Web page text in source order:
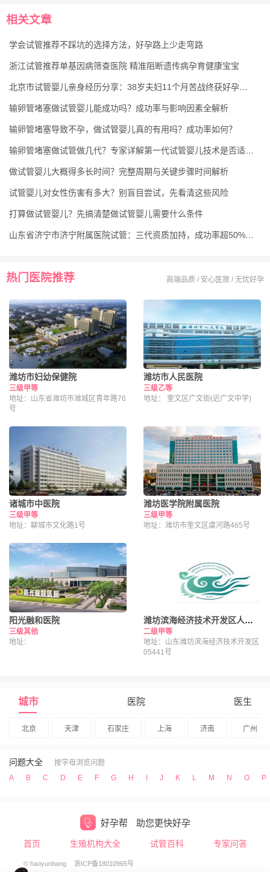
相关文章
学会试管推荐不踩坑的选择方法，好孕路上少走弯路
浙江试管推荐单基因病筛查医院 精准阻断遗传病孕育健康宝宝
输卵管堵塞做试管婴儿能成功吗？成功率与影响因素全解析
输卵管堵塞导致不孕，做试管婴儿真的有用吗？成功率如何？
做试管婴儿大概得多长时间？完整周期与关键步骤时间解析
试管婴儿对女性伤害有多大？别盲目尝试，先看清这些风险
打算做试管婴儿？先搞清楚做试管婴儿需要什么条件
热门医院推荐 高端品质 / 安心医旅 / 无忧好孕
潍坊市妇幼保健院
三级甲等
地址：山东省潍坊市潍城区青年路76
号
潍坊市人民医院
三级乙等
地址： 奎文区广文街(近广文中学)
诸城市中医院
三级甲等
地址：聊城市文化路1号
潍坊医学院附属医院
三级甲等
地址：潍坊市奎文区虞河路465号
阳光融和医院
三级其他
地址：
潍坊滨海经济技术开发区人民医院
二级甲等
地址：山东潍坊滨海经济技术开发区
05441号
城市 医院 医生
北京 天津 石家庄 上海 济南 广州
问题大全
按字母浏览问题
A
B C D E F G H J K L M N O P
好孕帮 助您更快好孕
首页 生殖机构大全 试管百科 专家问答
© haoyunbang 浙ICP备18010965号